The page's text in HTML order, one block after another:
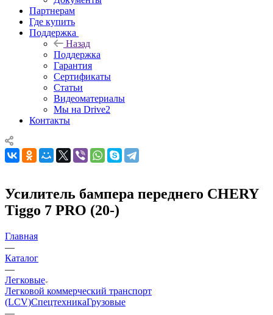
Партнерам
Где купить
Поддержка
Назад
Поддержка
Гарантия
Сертификаты
Статьи
Видеоматериалы
Мы на Drive2
Контакты
Усилитель бампера переднего CHERY
Tiggo 7 PRO (20-)
Главная
—
Каталог
—
Легковые
Легковой коммерческий транспорт
(LCV)СпецтехникаГрузовые
—